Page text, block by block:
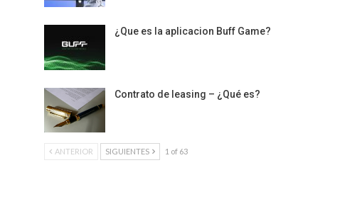
¿Que es la aplicacion Buff Game?
Contrato de leasing – ¿Qué es?
ANTERIOR SIGUIENTES 1 of 63